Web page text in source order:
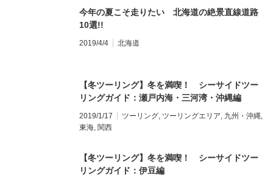
今年の夏こそ走りたい 北海道の絶景直線道路
10選!!
2019/4/4 北海道
【冬ツーリング】冬を満喫！ シーサイドツー
リングガイド：瀬戸内海・三河湾・沖縄編
2019/1/17 ツーリング, ツーリングエリア, 九州・沖縄,
東海, 関西
【冬ツーリング】冬を満喫！ シーサイドツー
リングガイド：伊豆編